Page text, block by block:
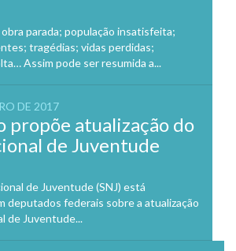
parada; população insatisfeita;
tragédias; vidas perdidas;
Assim pode ser resumida a...
DE 2017
propõe atualização do
de Juventude
de Juventude (SNJ) está
deputados federais sobre a atualização
de Juventude...